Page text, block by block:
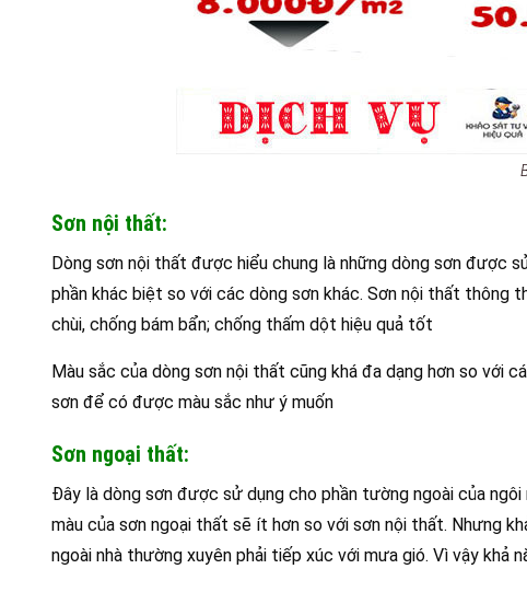
Sơn nội thất:
Dòng sơn nội thất được hiểu chung là những dòng sơn được
phần khác biệt so với các dòng sơn khác. Sơn nội thất thông
chùi, chống bám bẩn; chống thấm dột hiệu quả tốt
Màu sắc của dòng sơn nội thất cũng khá đa dạng hơn so với
sơn để có được màu sắc như ý muốn
Sơn ngoại thất:
Đây là dòng sơn được sử dụng cho phần tường ngoài của
màu của sơn ngoại thất sẽ ít hơn so với sơn nội thất. Nhưng
ngoài nhà thường xuyên phải tiếp xúc với mưa gió. Vì vậy